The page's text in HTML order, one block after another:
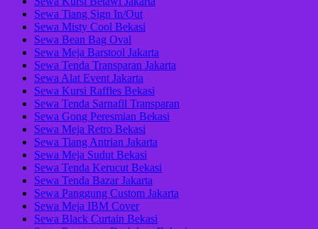
Sewa Tiang Sign In/Out
Sewa Misty Cool Bekasi
Sewa Bean Bag Oval
Sewa Meja Barstool Jakarta
Sewa Tenda Transparan Jakarta
Sewa Alat Event Jakarta
Sewa Kursi Raffles Bekasi
Sewa Tenda Sarnafil Transparan
Sewa Gong Peresmian Bekasi
Sewa Meja Retro Bekasi
Sewa Tiang Antrian Jakarta
Sewa Meja Sudut Bekasi
Sewa Tenda Kerucut Bekasi
Sewa Tenda Bazar Jakarta
Sewa Panggung Custom Jakarta
Sewa Meja IBM Cover
Sewa Black Curtain Bekasi